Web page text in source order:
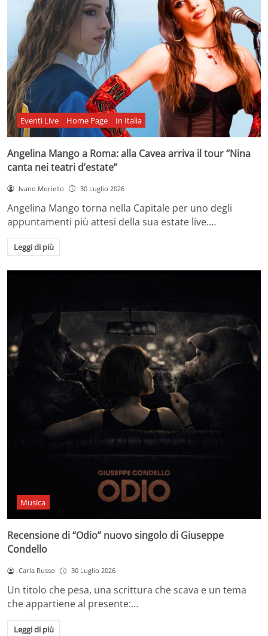
Eventi Live Home Page In Italia
Angelina Mango a Roma: alla Cavea arriva il tour “Nina
canta nei teatri d’estate”
Ivano Moriello 30 Luglio 2026
Angelina Mango torna nella Capitale per uno degli
appuntamenti più attesi della sua estate live.…
Leggi di più
Musica
Recensione di “Odio” nuovo singolo di Giuseppe
Condello
Carla Russo 30 Luglio 2026
Un titolo che pesa, una scrittura che scava e un tema
che appartiene al presente:…
Leggi di più